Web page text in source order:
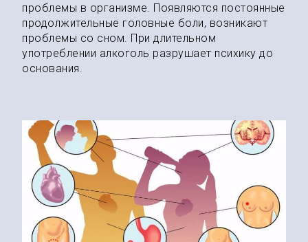
проблемы в организме. Появляются постоянные
продолжительные головные боли, возникают
проблемы со сном. При длительном
употреблении алкоголь разрушает психику до
основания.